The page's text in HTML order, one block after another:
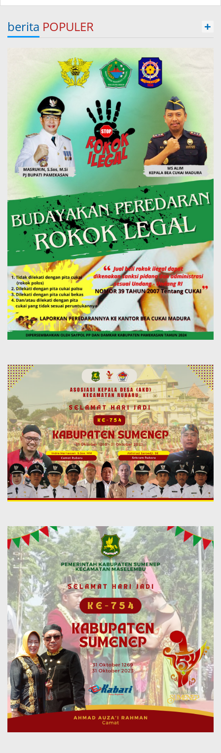
berita POPULER +